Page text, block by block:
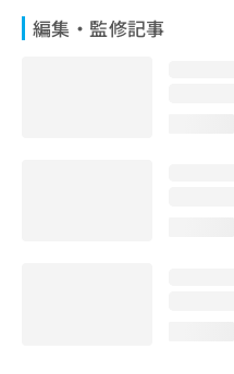
編集・監修記事